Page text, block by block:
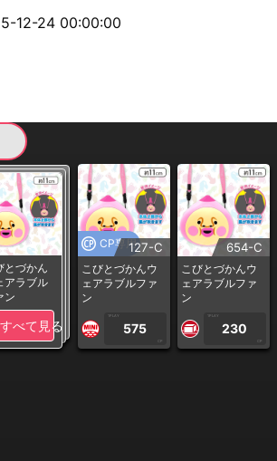
12-24 00:00:00
とづかん
アラブル
ン
すべて見る
CP専用127-C
こびとづかんウ
ェアラブルファ
ン
1PLAY
575
CP
654-C
こびとづかんウ
ェアラブルファ
ン
1PLAY
230
CP